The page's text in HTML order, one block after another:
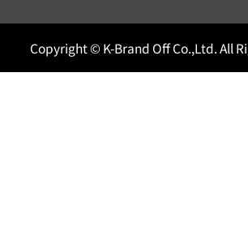
Copyright © K-Brand Off Co.,Ltd. All